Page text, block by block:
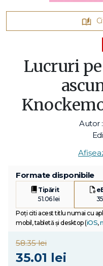
Lucruri
Autor :
Formate disponibile
Tipărit
51.06 lei
Poți citi acest titlu numai cu
mobil, tabletă și desktop (iOS,
58.35 lei
35.01 lei